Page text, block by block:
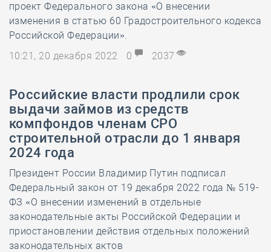
проект Федерального закона «О внесении
изменения в статью 60 Градостроительного кодекса
Российской Федерации».
10:21, 20 декабря 2022
0 2037
Российские власти продлили срок
выдачи займов из средств
компфондов членам СРО
строительной отрасли до 1 января
2024 года
Президент России Владимир Путин подписал
Федеральный закон от 19 декабря 2022 года № 519-
ФЗ «О внесении изменений в отдельные
законодательные акты Российской Федерации и
приостановлении действия отдельных положений
законодательных актов